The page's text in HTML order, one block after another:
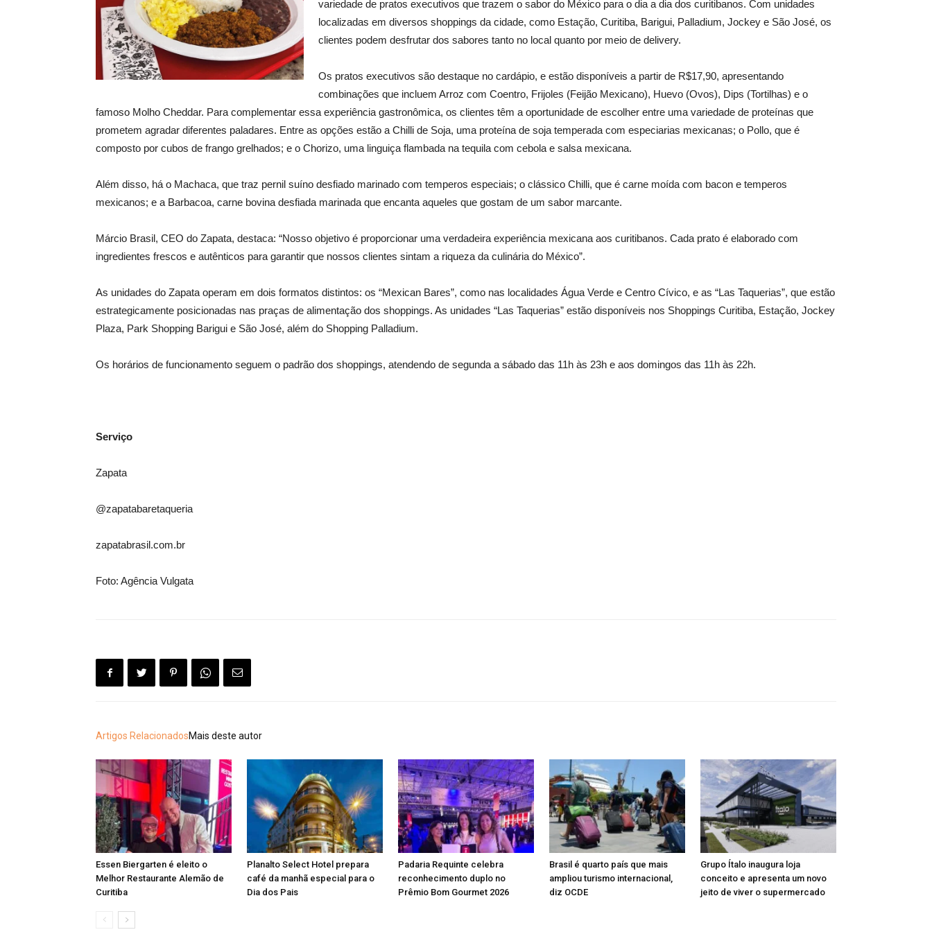
variedade de pratos executivos que trazem o sabor do México para o dia a dia dos curitibanos. Com unidades
localizadas em diversos shoppings da cidade, como Estação, Curitiba, Barigui, Palladium, Jockey e São José, os
clientes podem desfrutar dos sabores tanto no local quanto por meio de delivery.
Os pratos executivos são destaque no cardápio, e estão disponíveis a partir de R$17,90, apresentando
combinações que incluem Arroz com Coentro, Frijoles (Feijão Mexicano), Huevo (Ovos), Dips (Tortilhas) e o
famoso Molho Cheddar. Para complementar essa experiência gastronômica, os clientes têm a oportunidade de escolher entre uma variedade de proteínas que
prometem agradar diferentes paladares. Entre as opções estão a Chilli de Soja, uma proteína de soja temperada com especiarias mexicanas; o Pollo, que é
composto por cubos de frango grelhados; e o Chorizo, uma linguiça flambada na tequila com cebola e salsa mexicana.
Além disso, há o Machaca, que traz pernil suíno desfiado marinado com temperos especiais; o clássico Chilli, que é carne moída com bacon e temperos
mexicanos; e a Barbacoa, carne bovina desfiada marinada que encanta aqueles que gostam de um sabor marcante.
Márcio Brasil, CEO do Zapata, destaca: “Nosso objetivo é proporcionar uma verdadeira experiência mexicana aos curitibanos. Cada prato é elaborado com
ingredientes frescos e autênticos para garantir que nossos clientes sintam a riqueza da culinária do México”.
As unidades do Zapata operam em dois formatos distintos: os “Mexican Bares”, como nas localidades Água Verde e Centro Cívico, e as “Las Taquerias”, que estão
estrategicamente posicionadas nas praças de alimentação dos shoppings. As unidades “Las Taquerias” estão disponíveis nos Shoppings Curitiba, Estação, Jockey
Plaza, Park Shopping Barigui e São José, além do Shopping Palladium.
Os horários de funcionamento seguem o padrão dos shoppings, atendendo de segunda a sábado das 11h às 23h e aos domingos das 11h às 22h.
Serviço
Zapata
@zapatabaretaqueria
zapatabrasil.com.br
Foto: Agência Vulgata
Artigos RelacionadosMais deste autor
Essen Biergarten é eleito o
Melhor Restaurante Alemão de
Curitiba
Planalto Select Hotel prepara
café da manhã especial para o
Dia dos Pais
Padaria Requinte celebra
reconhecimento duplo no
Prêmio Bom Gourmet 2026
Brasil é quarto país que mais
ampliou turismo internacional,
diz OCDE
Grupo Ítalo inaugura loja
conceito e apresenta um novo
jeito de viver o supermercado